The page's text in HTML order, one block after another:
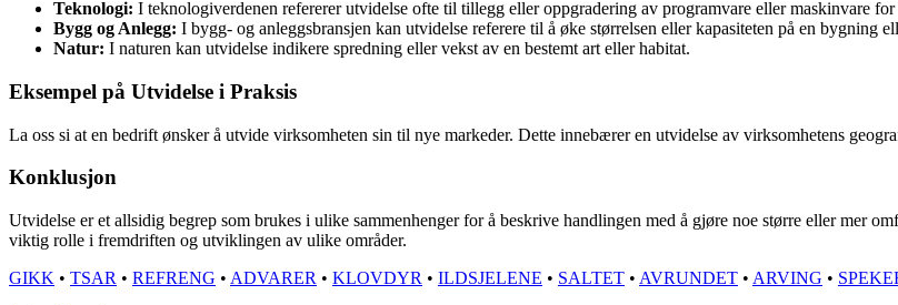
Teknologi: I teknologiverdenen refererer utvidelse ofte til tillegg eller oppgradering av programvare eller maskinvare
Bygg og Anlegg: I bygg- og anleggsbransjen kan utvidelse referere til å øke størrelsen eller kapasiteten på en bygning
Natur: I naturen kan utvidelse indikere spredning eller vekst av en bestemt art eller habitat.
Eksempel på Utvidelse i Praksis
La oss si at en bedrift ønsker å utvide virksomheten sin til nye markeder. Dette innebærer en utvidelse av virksomhetens
Konklusjon
Utvidelse er et allsidig begrep som brukes i ulike sammenhenger for å beskrive handlingen med å gjøre noe større eller mer
viktig rolle i fremdriften og utviklingen av ulike områder.
GIKK • TSAR • REFRENG • ADVARER • KLOVDYR • ILDSJELENE • SALTET • AVRUNDET • ARVING •